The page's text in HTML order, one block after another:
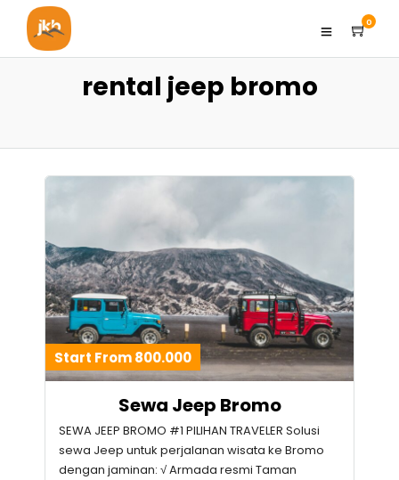
0
rental jeep bromo
Start From 800.000
Sewa Jeep Bromo
SEWA JEEP BROMO #1 PILIHAN TRAVELER Solusi
sewa Jeep untuk perjalanan wisata ke Bromo
dengan jaminan: √ Armada resmi Taman